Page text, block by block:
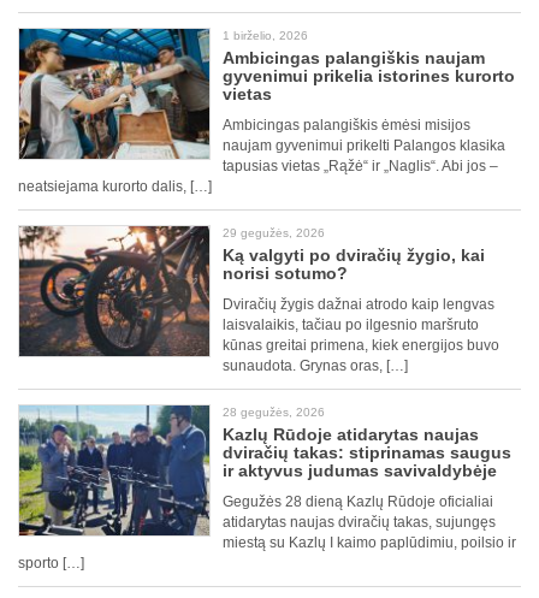
1 birželio, 2026
Ambicingas palangiškis naujam
gyvenimui prikelia istorines kurorto
vietas
Ambicingas palangiškis ėmėsi misijos
naujam gyvenimui prikelti Palangos klasika
tapusias vietas „Rąžė“ ir „Naglis“. Abi jos –
neatsiejama kurorto dalis, […]
29 gegužės, 2026
Ką valgyti po dviračių žygio, kai
norisi sotumo?
Dviračių žygis dažnai atrodo kaip lengvas
laisvalaikis, tačiau po ilgesnio maršruto
kūnas greitai primena, kiek energijos buvo
sunaudota. Grynas oras, […]
28 gegužės, 2026
Kazlų Rūdoje atidarytas naujas
dviračių takas: stiprinamas saugus
ir aktyvus judumas savivaldybėje
Gegužės 28 dieną Kazlų Rūdoje oficialiai
atidarytas naujas dviračių takas, sujungęs
miestą su Kazlų I kaimo paplūdimiu, poilsio ir
sporto […]